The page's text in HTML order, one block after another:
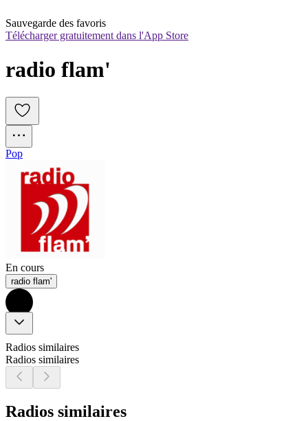
Sauvegarde des favoris
Télécharger gratuitement dans l'App Store
radio flam'
Pop
En cours
radio flam'
Radios similaires
Radios similaires
Radios similaires